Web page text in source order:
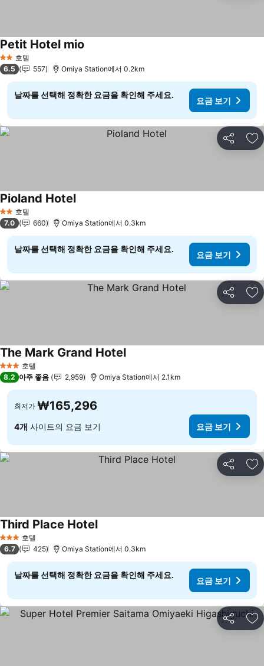
2 성급호텔
Petit Hotel mio
6.5 557 Omiya Station에서 0.2km
날짜를 선택해 정확한 요금을 확인해 주세요.
요금 보기
공유 즐
2 성급호텔
Pioland Hotel요금 보기
7.0 660 Omiya Station에서 0.3km
날짜를 선택해 정확한 요금을 확인해 주세요.
요금 보기
공유 즐
3 성급 호텔
The Mark Grand Hotel요금 보기
8.2 아주 좋음 2,959 Omiya Station에서 2.1km
최저가 ₩165,296
4개 사이트의 요금 보기 요금 보기
공유 즐
3 성급 호텔
Third Place Hotel요금 보기
6.7 425 Omiya Station에서 0.3km
날짜를 선택해 정확한 요금을 확인해 주세요.
요금 보기
공유 즐